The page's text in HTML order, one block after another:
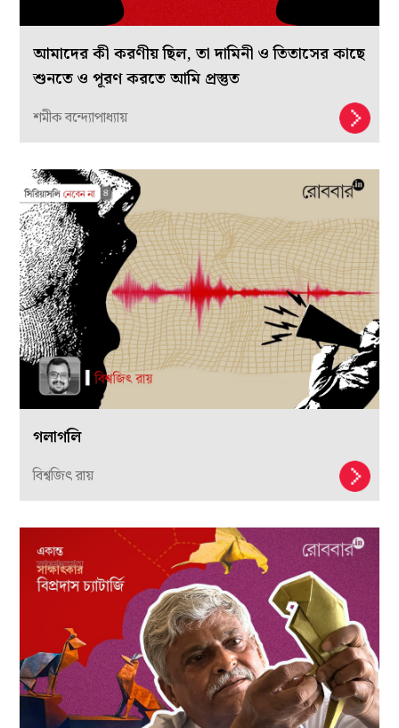
আমাদের কী করণীয় ছিল, তা দামিনী ও তিতাসের কাছে
শুনতে ও পূরণ করতে আমি প্রস্তুত
শমীক বন্দ্যোপাধ্যায়
গলাগলি
বিশ্বজিৎ রায়